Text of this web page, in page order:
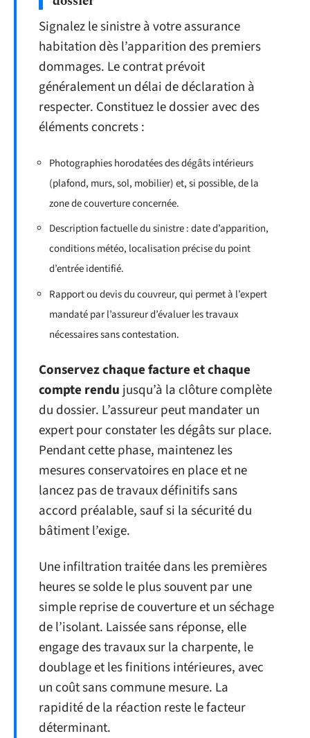
Signalez le sinistre à votre assurance
habitation dès l’apparition des premiers
dommages. Le contrat prévoit
généralement un délai de déclaration à
respecter. Constituez le dossier avec des
éléments concrets :
Photographies horodatées des dégâts intérieurs
(plafond, murs, sol, mobilier) et, si possible, de la
zone de couverture concernée.
Description factuelle du sinistre : date d’apparition,
conditions météo, localisation précise du point
d’entrée identifié.
Rapport ou devis du couvreur, qui permet à l’expert
mandaté par l’assureur d’évaluer les travaux
nécessaires sans contestation.
Conservez chaque facture et chaque
compte rendu jusqu’à la clôture complète
du dossier. L’assureur peut mandater un
expert pour constater les dégâts sur place.
Pendant cette phase, maintenez les
mesures conservatoires en place et ne
lancez pas de travaux définitifs sans
accord préalable, sauf si la sécurité du
bâtiment l’exige.
Une infiltration traitée dans les premières
heures se solde le plus souvent par une
simple reprise de couverture et un séchage
de l’isolant. Laissée sans réponse, elle
engage des travaux sur la charpente, le
doublage et les finitions intérieures, avec
un coût sans commune mesure. La
rapidité de la réaction reste le facteur
déterminant.